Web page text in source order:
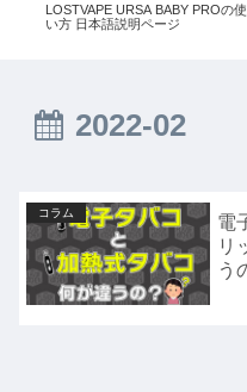
LOSTVAPE URSA BABY PROの使
い方 日本語説明ページ
2022-02
コラム
電
リ
う